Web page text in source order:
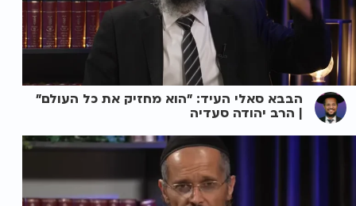
הבבא סאלי העיד: "הוא מחזיק את כל העולם"
| הרב יהודה סעדיה